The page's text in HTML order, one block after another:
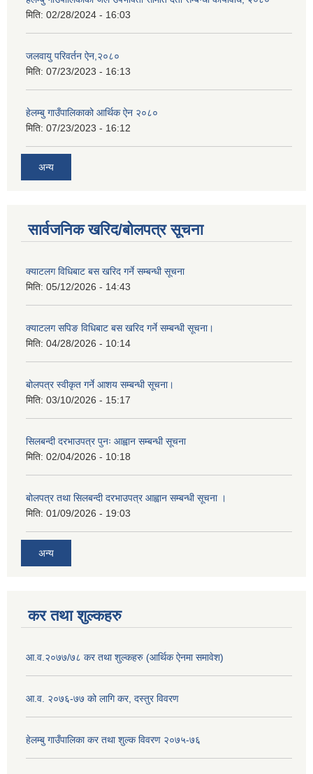
मिति: 02/28/2024 - 16:03
जलवायु परिवर्तन ऐन,२०८०
मिति: 07/23/2023 - 16:13
हेलम्बु गाउँपालिकाको आर्थिक ऐन २०८०
मिति: 07/23/2023 - 16:12
अन्य
सार्वजनिक खरिद/बोलपत्र सूचना
क्याटलग विधिबाट बस खरिद गर्ने सम्बन्धी सूचना
मिति: 05/12/2026 - 14:43
क्याटलग सपिङ विधिबाट बस खरिद गर्ने सम्बन्धी सूचना।
मिति: 04/28/2026 - 10:14
बोलपत्र स्वीकृत गर्ने आशय सम्बन्धी सूचना।
मिति: 03/10/2026 - 15:17
सिलबन्दी दरभाउपत्र पुनः आह्वान सम्बन्धी सूचना
मिति: 02/04/2026 - 10:18
बोलपत्र तथा सिलबन्दी दरभाउपत्र आह्वान सम्बन्धी सूचना ।
मिति: 01/09/2026 - 19:03
अन्य
कर तथा शुल्कहरु
आ.व.२०७७/७८ कर तथा शुल्कहरु (आर्थिक ऐनमा समावेश)
आ.व. २०७६-७७ को लागि कर, दस्तुर विवरण
हेलम्बु गाउँपालिका कर तथा शुल्क विवरण २०७५-७६